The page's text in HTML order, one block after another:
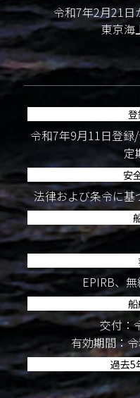
令和7年2月21日
東京海
令和7年9月11日登
定
安
法律および条令に
EPIRB、
交付：
有効期間：
過去5